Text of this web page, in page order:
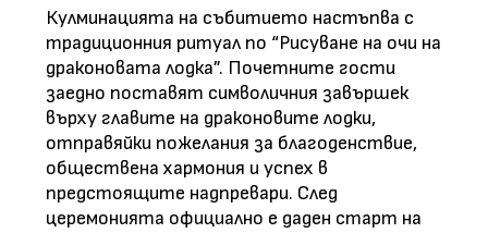
Кулминацията на събитието настъпва с
традиционния ритуал по “Рисуване на очи на
драконовата лодка”. Почетните гости
заедно поставят символичния завършек
върху главите на драконовите лодки,
отправяйки пожелания за благоденствие,
обществена хармония и успех в
предстоящите надпревари. След
церемонията официално е даден старт на